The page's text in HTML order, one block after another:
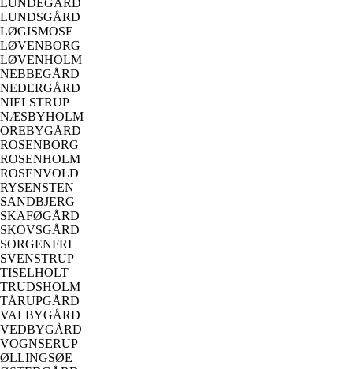
LUNDSGÅRD
LØGISMOSE
LØVENBORG
LØVENHOLM
NEBBEGÅRD
NEDERGÅRD
NIELSTRUP
NÆSBYHOLM
OREBYGÅRD
ROSENBORG
ROSENHOLM
ROSENVOLD
RYSENSTEN
SANDBJERG
SKAFØGÅRD
SKOVSGÅRD
SORGENFRI
SVENSTRUP
TISELHOLT
TRUDSHOLM
TÅRUPGÅRD
VALBYGÅRD
VEDBYGÅRD
VOGNSERUP
ØLLINGSØE